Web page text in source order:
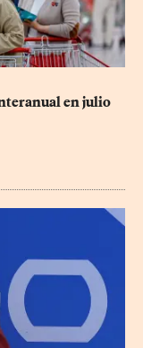
en julio